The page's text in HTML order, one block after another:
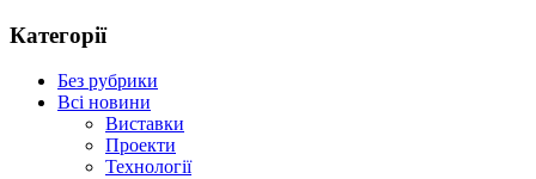
Категорії
Без рубрики
Всі новини
Виставки
Проекти
Технології